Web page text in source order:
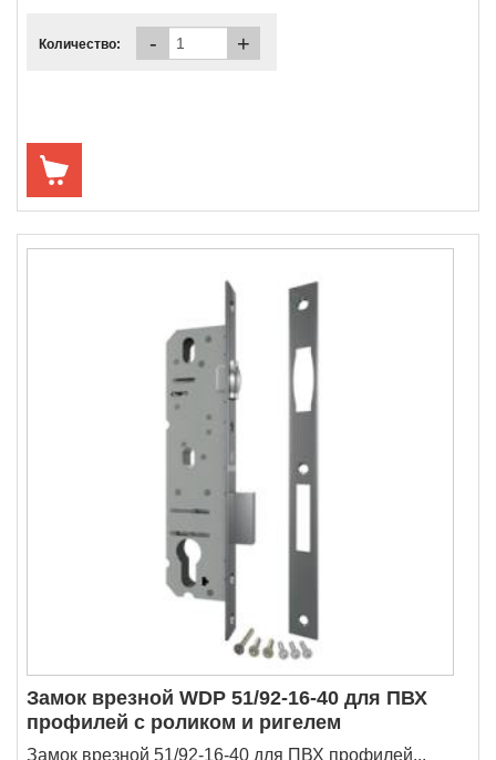
Количество: - +
Замок врезной WDP 51/92-16-40 для ПВХ
профилей с роликом и ригелем
Замок врезной 51/92-16-40 для ПВХ профилей...